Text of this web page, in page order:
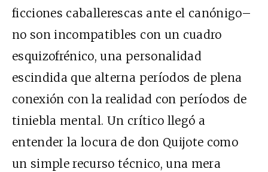
ficciones caballerescas ante el canónigo–
no son incompatibles con un cuadro
esquizofrénico, una personalidad
escindida que alterna períodos de plena
conexión con la realidad con períodos de
tiniebla mental. Un crítico llegó a
entender la locura de don Quijote como
un simple recurso técnico, una mera